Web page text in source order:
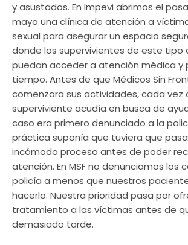
y asustados. En Impevi abrimos el
mayo una clínica de atención a
sexual para asegurar un espacio
donde los supervivientes de este tipo
puedan acceder a atención médica y
tiempo. Antes de que Médicos Sin
comenzara sus actividades, cada vez
superviviente acudía en busca de
caso era primero denunciado a la
práctica suponía que tuviera que
incómodo proceso antes de poder
atención. En MSF no denunciamos los
policía a menos que nuestros
hacerlo. Nuestra prioridad pasa por
tratamiento a las víctimas antes de
demasiado tarde.